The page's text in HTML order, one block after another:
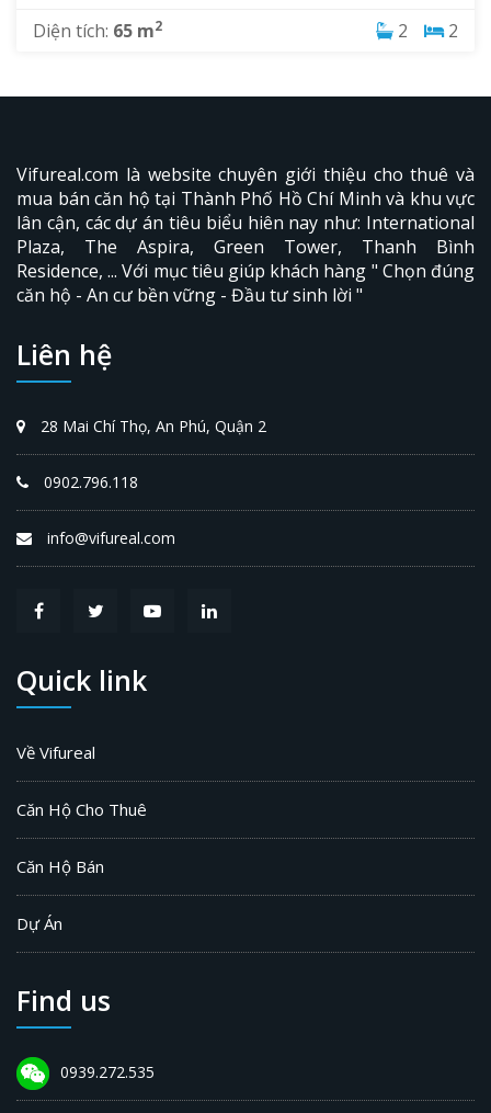
Diện tích: 65 m2 2
2
Vifureal.com là website chuyên giới thiệu cho thuê và
mua bán căn hộ tại Thành Phố Hồ Chí Minh và khu vực
lân cận, các dự án tiêu biểu hiên nay như: International
Plaza, The Aspira, Green Tower, Thanh Bình
Residence, ... Với mục tiêu giúp khách hàng " Chọn đúng
căn hộ - An cư bền vững - Đầu tư sinh lời "
Liên hệ
28 Mai Chí Thọ, An Phú, Quận 2
0902.796.118
info@vifureal.com
Quick link
Về Vifureal
Căn Hộ Cho Thuê
Căn Hộ Bán
Dự Án
Find us
0939.272.535